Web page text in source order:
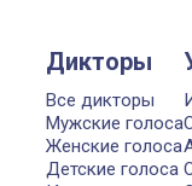
Дикторы
Все дикторы
Мужские голоса
Женские голоса
Детские голоса